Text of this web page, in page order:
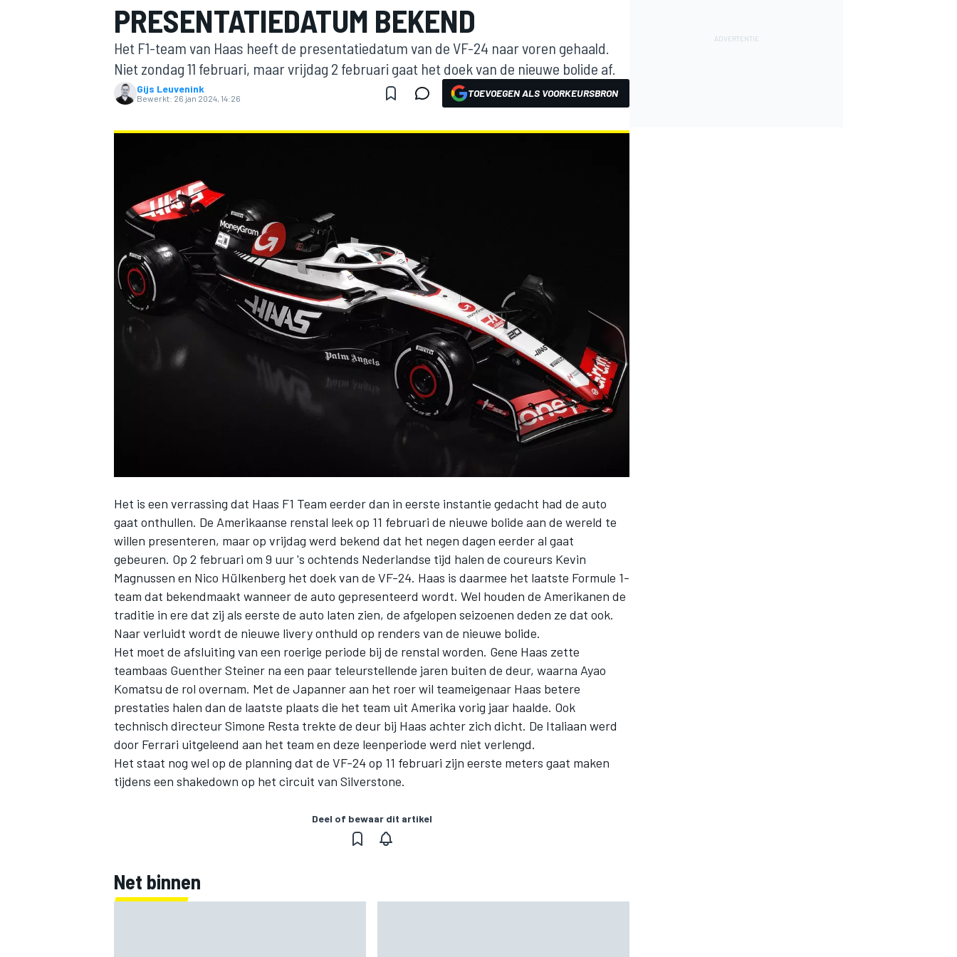
WEC
PRESENTATIEDATUM BEKEND
Het F1-team van Haas heeft de presentatiedatum van de VF-24 naar voren gehaald.
Niet zondag 11 februari, maar vrijdag 2 februari gaat het doek van de nieuwe bolide af.
Gijs Leuvenink
Bewerkt: 26 jan 2024, 14:26 TOEVOEGEN ALS VOORKEURSBRON
Het is een verrassing dat Haas F1 Team eerder dan in eerste instantie gedacht had de auto
gaat onthullen. De Amerikaanse renstal leek op 11 februari de nieuwe bolide aan de wereld te
willen presenteren, maar op vrijdag werd bekend dat het negen dagen eerder al gaat
gebeuren. Op 2 februari om 9 uur 's ochtends Nederlandse tijd halen de coureurs Kevin
Magnussen en Nico Hülkenberg het doek van de VF-24. Haas is daarmee het laatste Formule 1-
team dat bekendmaakt wanneer de auto gepresenteerd wordt. Wel houden de Amerikanen de
traditie in ere dat zij als eerste de auto laten zien, de afgelopen seizoenen deden ze dat ook.
Naar verluidt wordt de nieuwe livery onthuld op renders van de nieuwe bolide.
Het moet de afsluiting van een roerige periode bij de renstal worden. Gene Haas zette
teambaas Guenther Steiner na een paar teleurstellende jaren buiten de deur, waarna Ayao
Komatsu de rol overnam. Met de Japanner aan het roer wil teameigenaar Haas betere
prestaties halen dan de laatste plaats die het team uit Amerika vorig jaar haalde. Ook
technisch directeur Simone Resta trekte de deur bij Haas achter zich dicht. De Italiaan werd
door Ferrari uitgeleend aan het team en deze leenperiode werd niet verlengd.
Het staat nog wel op de planning dat de VF-24 op 11 februari zijn eerste meters gaat maken
tijdens een shakedown op het circuit van Silverstone.
Deel of bewaar dit artikel
Net binnen